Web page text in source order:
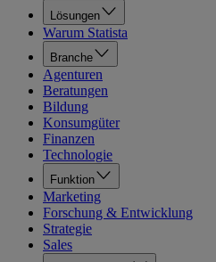
Lösungen
Warum Statista
Branche
Agenturen
Beratungen
Bildung
Konsumgüter
Finanzen
Technologie
Funktion
Marketing
Forschung & Entwicklung
Strategie
Sales